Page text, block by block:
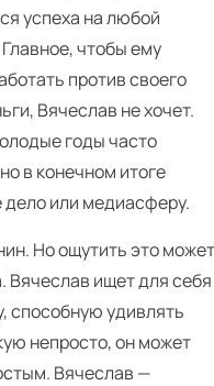
успеха на любой
чтобы ему
против своего
Вячеслав не хочет.
годы часто
в конечном итоге
или медиасферу.
Но ощутить это может
Вячеслав ищет для себя
способную удивлять
непросто, он может
Вячеслав —